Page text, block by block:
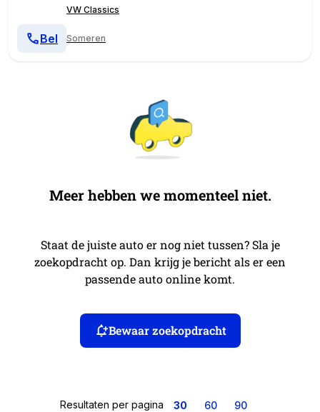
VW Classics
Someren
Bel
Meer hebben we momenteel niet.
Staat de juiste auto er nog niet tussen? Sla je
zoekopdracht op. Dan krijg je bericht als er een
passende auto online komt.
Bewaar zoekopdracht
Resultaten per pagina 30 60
90